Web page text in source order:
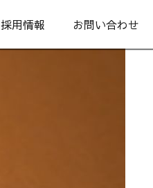
採用情報 お問い合わせ